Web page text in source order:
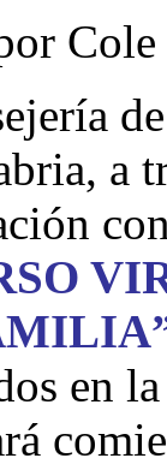
a
en